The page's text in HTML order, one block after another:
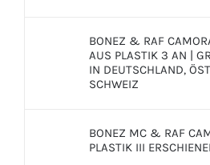
BONEZ & RAF
AUS PLASTIK 3 AN |
IN DEUTSCHLAND,
SCHWEIZ
BONEZ MC & RAF
PLASTIK III